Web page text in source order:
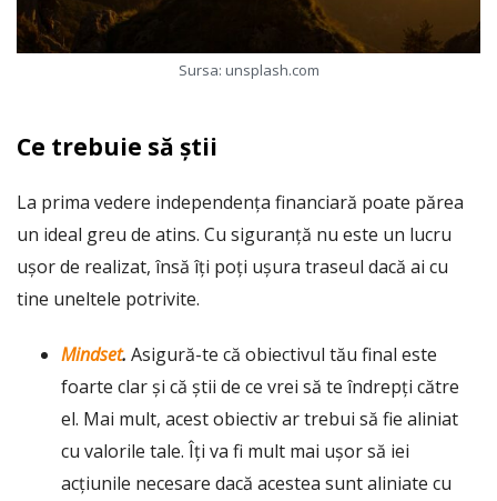
Sursa: unsplash.com
Ce trebuie să știi
La prima vedere independența financiară poate părea
un ideal greu de atins. Cu siguranță nu este un lucru
ușor de realizat, însă îți poți ușura traseul dacă ai cu
tine uneltele potrivite.
Mindset. Asigură-te că obiectivul tău final este
foarte clar și că știi de ce vrei să te îndrepți către
el. Mai mult, acest obiectiv ar trebui să fie aliniat
cu valorile tale. Îți va fi mult mai ușor să iei
acțiunile necesare dacă acestea sunt aliniate cu